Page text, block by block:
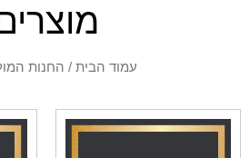
עמוד הבית / החנות